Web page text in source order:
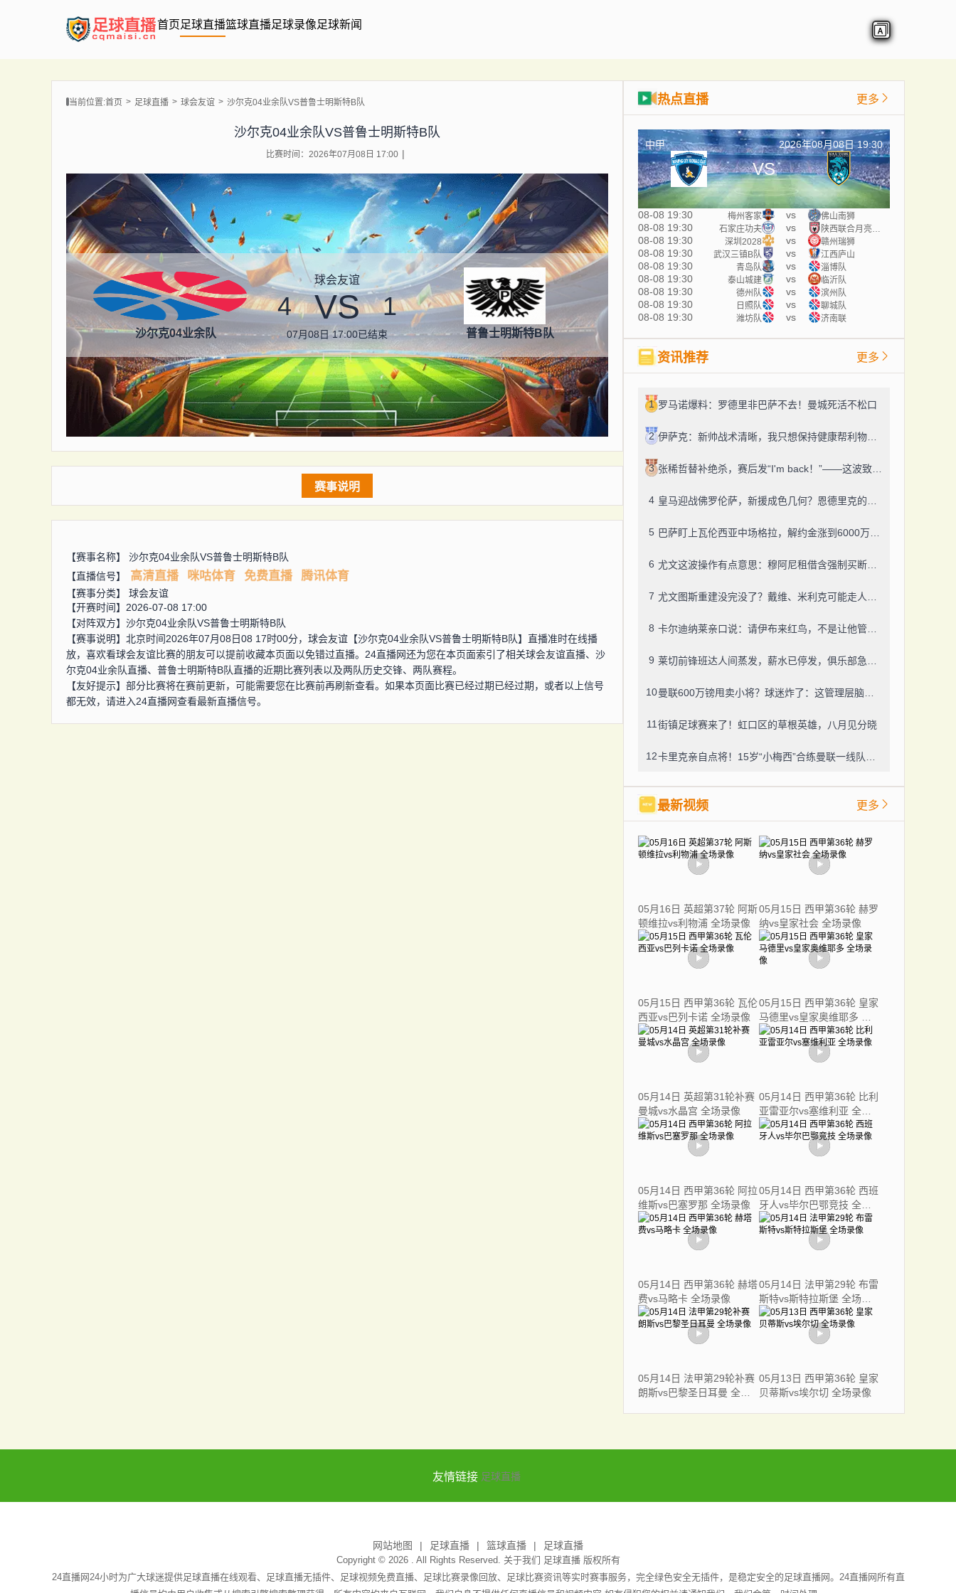
首页足球直播篮球直播足球录像足球新闻
当前位置:首页 足球直播 球会友谊 沙尔克04业余队VS普鲁士明斯特B队
沙尔克04业余队VS普鲁士明斯特B队
比赛时间：2026年07月08日 17:00
沙尔克04业余队
球会友谊
4 VS 1
07月08日 17:00已结束 普鲁士明斯特B队
赛事说明
【赛事名称】 沙尔克04业余队VS普鲁士明斯特B队
【直播信号】
高清直播 咪咕体育 免费直播 腾讯体育
【赛事分类】 球会友谊
【开赛时间】2026-07-08 17:00
【对阵双方】 沙尔克04业余队VS普鲁士明斯特B队
【赛事说明】北京时间2026年07月08日08 17时00分，球会友谊【沙尔克04业余队VS普鲁士明斯特B队】直播准时在线播
放，喜欢看球会友谊比赛的朋友可以提前收藏本页面以免错过直播。24直播网还为您在本页面索引了相关球会友谊直播、沙
尔克04业余队直播、普鲁士明斯特B队直播的近期比赛列表以及两队历史交锋、两队赛程。
【友好提示】部分比赛将在赛前更新，可能需要您在比赛前再刷新查看。如果本页面比赛已经过期已经过期，或者以上信号
都无效，请进入24直播网查看最新直播信号。
热点直播 更多
中甲 2026年08月08日 19:30
VS
08-08 19:30 梅州客家 vs 佛山南狮
08-08 19:30 石家庄功夫 vs 陕西联合月亮泊队
08-08 19:30 深圳2028 vs 赣州瑞狮
08-08 19:30 武汉三镇B队 vs 江西庐山
08-08 19:30 青岛队 vs 淄博队
08-08 19:30 泰山城建 vs 临沂队
08-08 19:30 德州队 vs 滨州队
08-08 19:30 日照队 vs 聊城队
08-08 19:30 潍坊队 vs 济南联
资讯推荐 更多
1 罗马诺爆料：罗德里非巴萨不去！曼城死活不松口
2
3
4
5
6
7
8
9
10
11 街镇足球赛来了！虹口区的草根英雄，八月见分晓
12
最新视频 更多
05月16日 英超第37轮 阿斯
顿维拉vs利物浦 全场录像
05月15日 西甲第36轮 赫罗
纳vs皇家社会 全场录像
05月15日 西甲第36轮 瓦伦
西亚vs巴列卡诺 全场录像
05月15日 西甲第36轮 皇家
马德里vs皇家奥维耶多 全
场录像
05月14日 英超第31轮补赛
曼城vs水晶宫 全场录像
05月14日 西甲第36轮 比利
亚雷亚尔vs塞维利亚 全场
录像
05月14日 西甲第36轮 阿拉
维斯vs巴塞罗那 全场录像
05月14日 西甲第36轮 西班
牙人vs毕尔巴鄂竞技 全场
录像
05月14日 西甲第36轮 赫塔
费vs马略卡 全场录像
05月14日 法甲第29轮 布雷
斯特vs斯特拉斯堡 全场录
像
05月14日 法甲第29轮补赛
朗斯vs巴黎圣日耳曼 全场
05月13日 西甲第36轮 皇家
贝蒂斯vs埃尔切 全场录像
友情链接 足球直播
网站地图 足球直播 篮球直播 足球直播
Copyright © 2026 . All Rights Reserved. 关于我们 足球直播版权所有
24直播网24小时为广大球迷提供足球直播在线观看、足球直播无插件、足球视频免费直播、足球比赛录像回放、足球比赛资讯等实时赛事服务，完全绿色安全无插件，是稳定安全的足球直播网。24直播网所有直